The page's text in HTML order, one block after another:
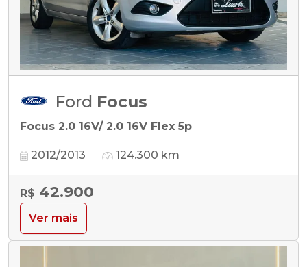
Ford Focus
Focus 2.0 16V/ 2.0 16V Flex 5p
2012/2013 124.300 km
R$ 42.900
Ver mais